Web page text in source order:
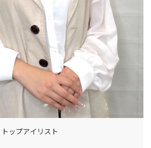
ップアイリスト